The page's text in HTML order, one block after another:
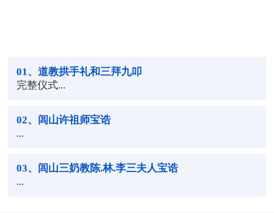
01 、道教拱手礼和三拜九叩
完整仪式...
02、闾山许祖师宝诰
...
03、闾山三奶教陈.林.李三夫人宝诰
...